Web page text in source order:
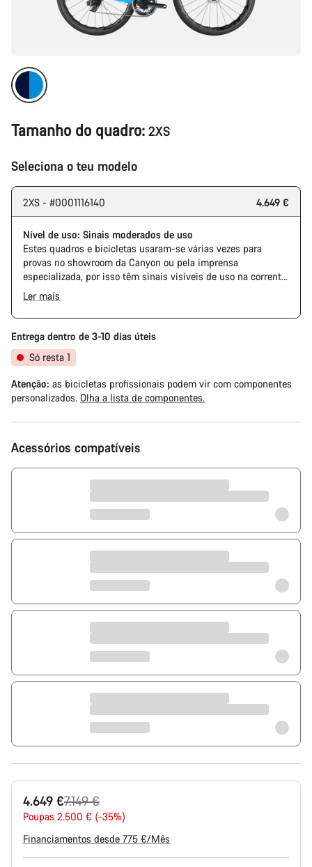
Tamanho do quadro: 2XS
Seleciona o teu modelo
2XS - #0001116140 4.649 €
Nível de uso: Sinais moderados de uso
Estes quadros e bicicletas usaram-se várias vezes para
provas no showroom da Canyon ou pela imprensa
especializada, por isso têm sinais visíveis de uso na corrente
e na cassete. Além disso, é possível que o quadro e outros
componentes tenham alguma marca, danificações na pintura
ou imperfeições na cor. Em qualquer modo, todas as suas
peças funcionam perfeitamente.
The Pro Bike has the visual design of the Ultimate CFR but is
built on the Ultimate CF SLX platform.
Ler mais
Entrega dentro de 3-10 dias úteis
Só resta 1
Atenção: as bicicletas profissionais podem vir com componentes
personalizados. Olha a lista de componentes.
Acessórios compatíveis
4.649 €
Preço
Original
7.149 €
Poupas 2.500 € (-35%)
Financiamentos desde 775 €/Mês